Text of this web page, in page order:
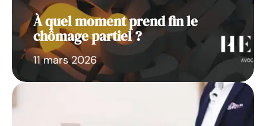
À quel moment prend fin le
chômage partiel ?
11 mars 2026